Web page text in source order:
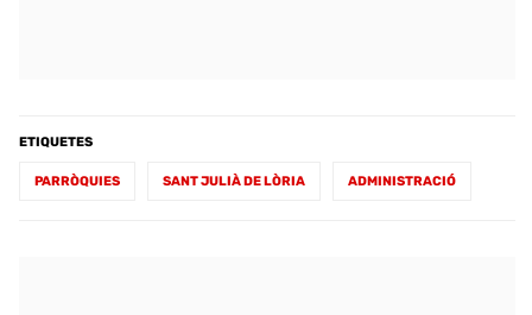
ETIQUETES
PARRÒQUIES SANT JULIÀ DE LÒRIA ADMINISTRACIÓ